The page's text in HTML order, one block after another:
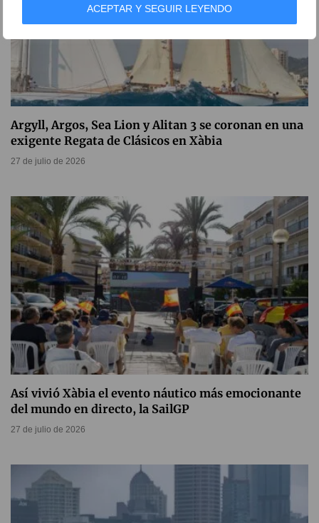
ACEPTAR Y SEGUIR LEYENDO
Argyll, Argos, Sea Lion y Alitan 3 se coronan en una
exigente Regata de Clásicos en Xàbia
27 de julio de 2026
Así vivió Xàbia el evento náutico más emocionante
del mundo en directo, la SailGP
27 de julio de 2026